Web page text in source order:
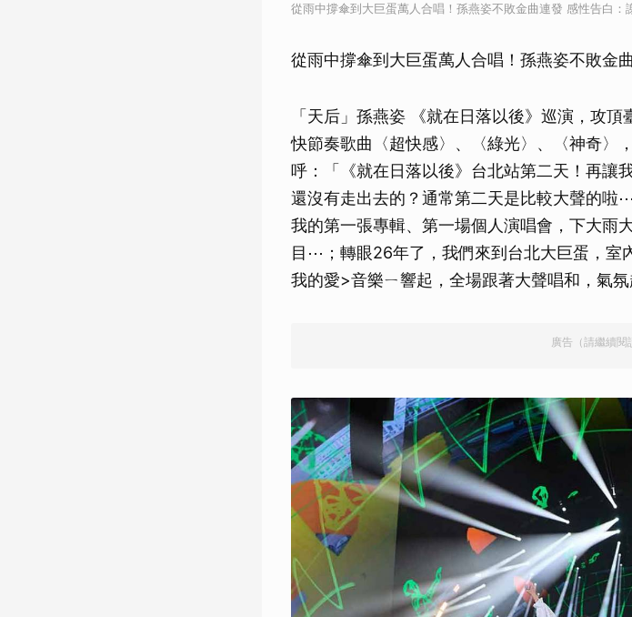
從雨中撐傘到大巨蛋萬人合唱！孫燕姿不敗金曲連發 感性告白：
從雨中撐傘到大巨蛋萬人合唱！孫燕姿不敗金
「天后」孫燕姿 《就在日落以後》巡演，攻
快節奏歌曲〈超快感〉、〈綠光〉、〈神奇〉
呼：「《就在日落以後》台北站第二天！再讓
還沒有走出去的？通常第二天是比較大聲的
我的第一張專輯、第一場個人演唱會，下大雨
目⋯；轉眼26年了，我們來到台北大巨蛋，室
我的愛>音樂ㄧ響起，全場跟著大聲唱和，氣氛
廣告（請繼續閱